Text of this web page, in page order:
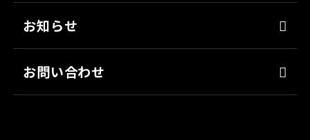
アスリート社員
職場環境
お知らせ
お問い合わせ